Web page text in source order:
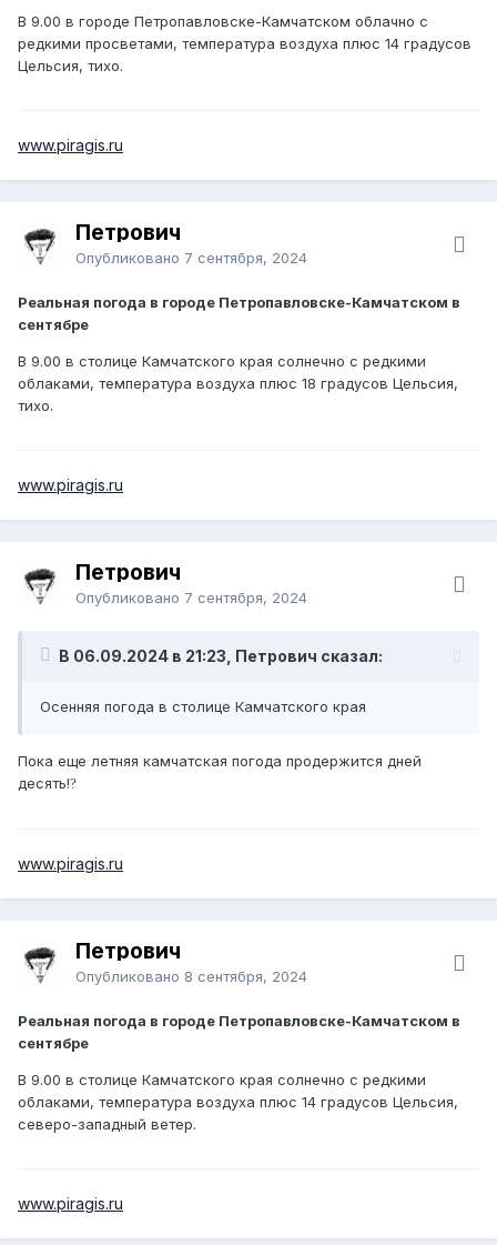
В 9.00 в городе Петропавловске-Камчатском облачно с
редкими просветами, температура воздуха плюс 14 градусов
Цельсия, тихо.
www.piragis.ru
Петрович
Опубликовано 7 сентября, 2024
Реальная погода в городе Петропавловске-Камчатском в
сентябре
В 9.00 в столице Камчатского края солнечно с редкими
облаками, температура воздуха плюс 18 градусов Цельсия,
тихо.
www.piragis.ru
Петрович
Опубликовано 7 сентября, 2024
В 06.09.2024 в 21:23, Петрович сказал:
Осенняя погода в столице Камчатского края
Пока еще летняя камчатская погода продержится дней
десять!?
www.piragis.ru
Петрович
Опубликовано 8 сентября, 2024
Реальная погода в городе Петропавловске-Камчатском в
сентябре
В 9.00 в столице Камчатского края солнечно с редкими
облаками, температура воздуха плюс 14 градусов Цельсия,
северо-западный ветер.
www.piragis.ru